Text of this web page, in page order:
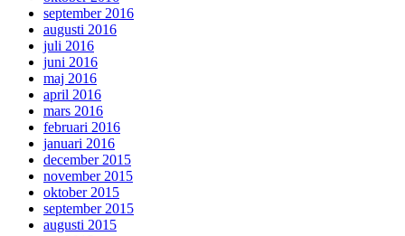
september 2016
augusti 2016
juli 2016
juni 2016
maj 2016
april 2016
mars 2016
februari 2016
januari 2016
december 2015
november 2015
oktober 2015
september 2015
augusti 2015